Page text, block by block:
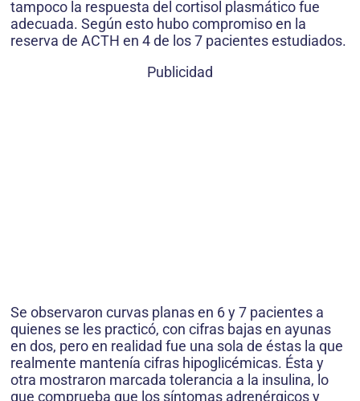
tampoco la respuesta del cortisol plasmático fue
adecuada. Según esto hubo compromiso en la
reserva de ACTH en 4 de los 7 pacientes estudiados.
Publicidad
Se observaron curvas planas en 6 y 7 pacientes a
quienes se les practicó, con cifras bajas en ayunas
en dos, pero en realidad fue una sola de éstas la que
realmente mantenía cifras hipoglicémicas. Ésta y
otra mostraron marcada tolerancia a la insulina, lo
que comprueba que los síntomas adrenérgicos y